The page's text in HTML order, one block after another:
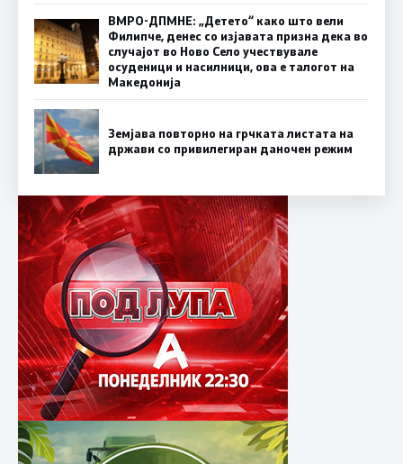
ВМРО-ДПМНЕ: „Детето“ како што вели
Филипче, денес со изјавата призна дека во
случајот во Ново Село учествувале
осуденици и насилници, ова е талогот на
Македонија
Земјава повторно на грчката листата на
држави со привилегиран даночен режим